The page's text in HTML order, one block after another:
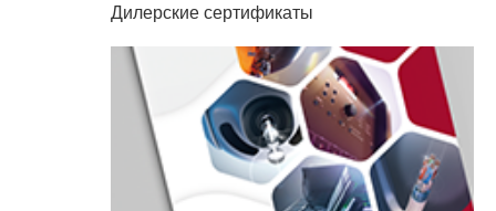
Дилерские сертификаты